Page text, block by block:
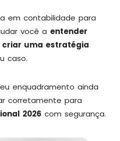
em contabilidade para
você a entender
uma estratégia
caso.
enquadramento ainda
corretamente para
2026 com segurança.